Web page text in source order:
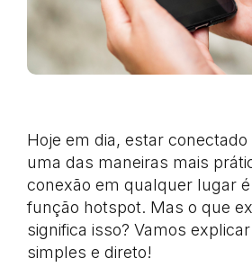
Hoje em dia, estar conectado
uma das maneiras mais
conexão em qualquer lugar
função hotspot. Mas o que
significa isso? Vamos
simples e direto!